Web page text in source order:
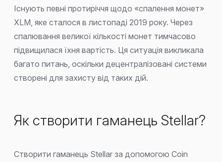
Існують певні протиріччя щодо «спалення монет»
XLM, яке сталося в листопаді 2019 року. Через
спалювання великої кількості монет тимчасово
підвищилася їхня вартість. Ця ситуація викликала
багато питань, оскільки децентралізовані системи
створені для захисту від таких дій.
Як створити гаманець Stellar?
Створити гаманець Stellar за допомогою Coin